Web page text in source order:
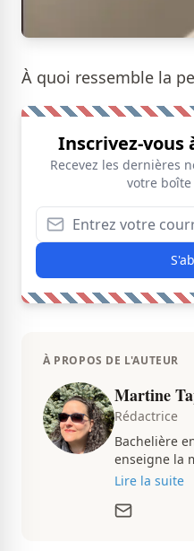
À quoi ressemble la
Inscrivez-
Recevez les dernières
votre
À PROPOS DE L'AUTEUR
Martine
Rédactrice
Bachelière
enseigne la
pièces
Lire la suite